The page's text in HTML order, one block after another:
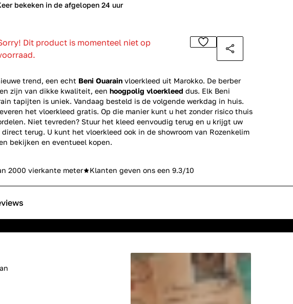
bekeken in de afgelopen 24 uur
Dit product is momenteel niet op
trend, een echt Beni Ouarain vloerkleed uit Marokko. De berber
zijn van dikke kwaliteit, een hoogpolig vloerkleed dus. Elk Beni
tapijten is uniek. Vandaag besteld is de volgende werkdag in huis.
het vloerkleed gratis. Op die manier kunt u het zonder risico thuis
Niet tevreden? Stuur het kleed eenvoudig terug en u krijgt uw
terug. U kunt het vloerkleed ook in de showroom van Rozenkelim
bekijken en eventueel kopen.
2000 vierkante meter Klanten geven ons een 9.3/10